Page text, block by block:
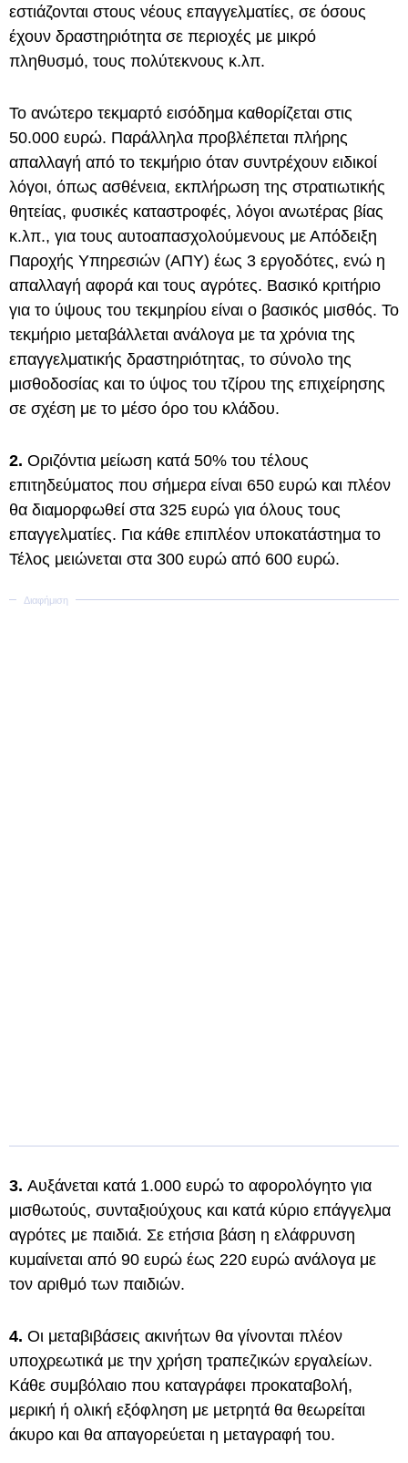
εστιάζονται στους νέους επαγγελματίες, σε όσους
έχουν δραστηριότητα σε περιοχές με μικρό
πληθυσμό, τους πολύτεκνους κ.λπ.
Το ανώτερο τεκμαρτό εισόδημα καθορίζεται στις
50.000 ευρώ. Παράλληλα προβλέπεται πλήρης
απαλλαγή από το τεκμήριο όταν συντρέχουν ειδικοί
λόγοι, όπως ασθένεια, εκπλήρωση της στρατιωτικής
θητείας, φυσικές καταστροφές, λόγοι ανωτέρας βίας
κ.λπ., για τους αυτοαπασχολούμενους με Απόδειξη
Παροχής Υπηρεσιών (ΑΠΥ) έως 3 εργοδότες, ενώ η
απαλλαγή αφορά και τους αγρότες. Βασικό κριτήριο
για το ύψους του τεκμηρίου είναι ο βασικός μισθός. Το
τεκμήριο μεταβάλλεται ανάλογα με τα χρόνια της
επαγγελματικής δραστηριότητας, το σύνολο της
μισθοδοσίας και το ύψος του τζίρου της επιχείρησης
σε σχέση με το μέσο όρο του κλάδου.
2. Οριζόντια μείωση κατά 50% του τέλους
επιτηδεύματος που σήμερα είναι 650 ευρώ και πλέον
θα διαμορφωθεί στα 325 ευρώ για όλους τους
επαγγελματίες. Για κάθε επιπλέον υποκατάστημα το
Τέλος μειώνεται στα 300 ευρώ από 600 ευρώ.
3. Αυξάνεται κατά 1.000 ευρώ το αφορολόγητο για
μισθωτούς, συνταξιούχους και κατά κύριο επάγγελμα
αγρότες με παιδιά. Σε ετήσια βάση η ελάφρυνση
κυμαίνεται από 90 ευρώ έως 220 ευρώ ανάλογα με
τον αριθμό των παιδιών.
4. Οι μεταβιβάσεις ακινήτων θα γίνονται πλέον
υποχρεωτικά με την χρήση τραπεζικών εργαλείων.
Κάθε συμβόλαιο που καταγράφει προκαταβολή,
μερική ή ολική εξόφληση με μετρητά θα θεωρείται
άκυρο και θα απαγορεύεται η μεταγραφή του.